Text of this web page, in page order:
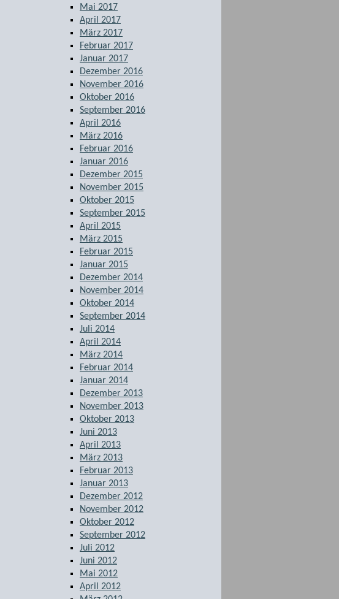
Mai 2017
April 2017
März 2017
Februar 2017
Januar 2017
Dezember 2016
November 2016
Oktober 2016
September 2016
April 2016
März 2016
Februar 2016
Januar 2016
Dezember 2015
November 2015
Oktober 2015
September 2015
April 2015
März 2015
Februar 2015
Januar 2015
Dezember 2014
November 2014
Oktober 2014
September 2014
Juli 2014
April 2014
März 2014
Februar 2014
Januar 2014
Dezember 2013
November 2013
Oktober 2013
Juni 2013
April 2013
März 2013
Februar 2013
Januar 2013
Dezember 2012
November 2012
Oktober 2012
September 2012
Juli 2012
Juni 2012
Mai 2012
April 2012